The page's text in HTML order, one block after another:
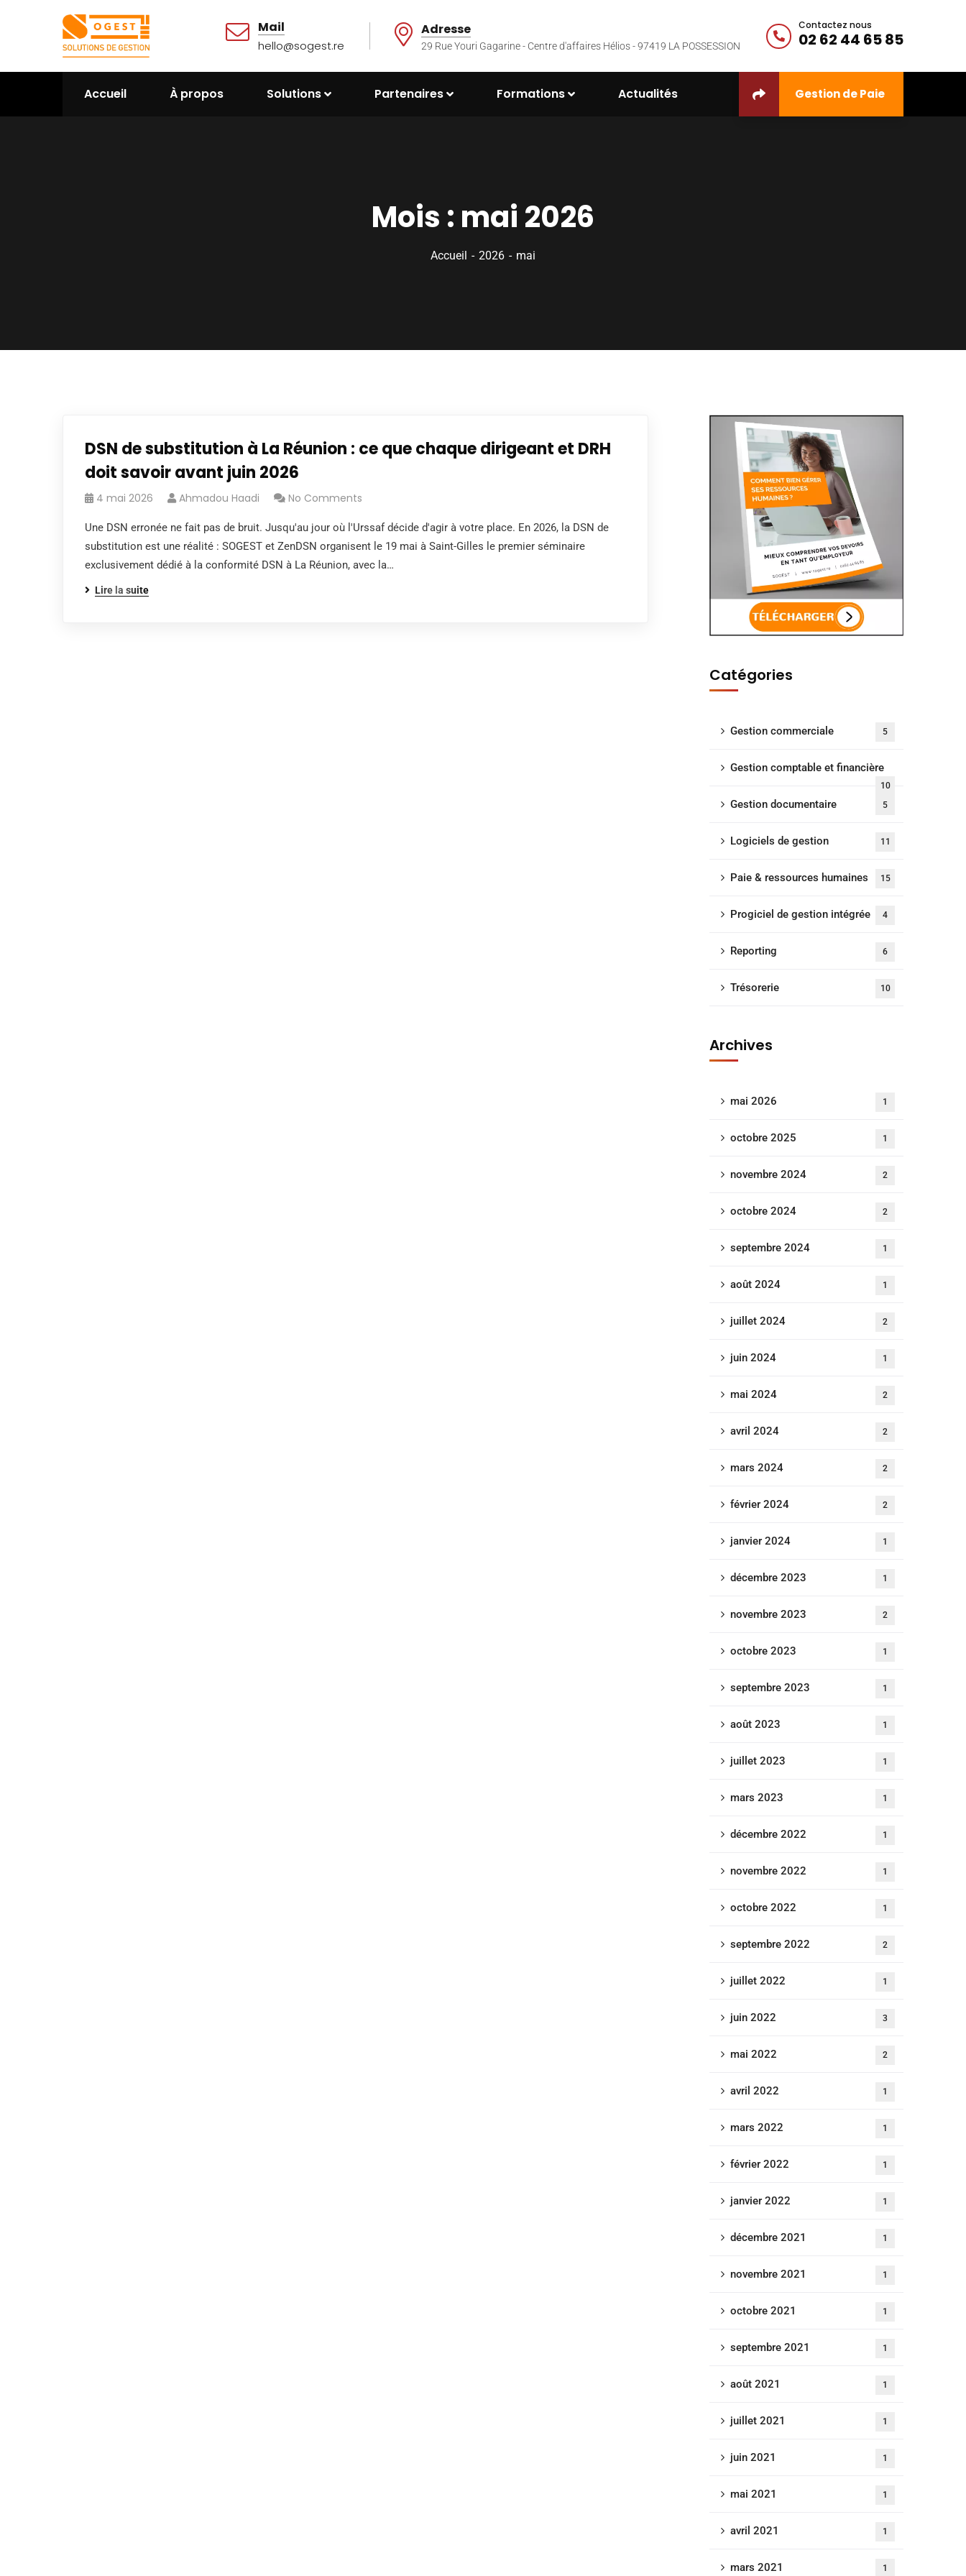
Mail
hello@sogest.re
Adresse
29 Rue Youri Gagarine - Centre d'affaires Hélios - 97419 LA POSSESSION
Contactez nous
02 62 44 65 85
Accueil À propos Solutions Partenaires Formations Actualités Gestion de Paie
Mois : mai 2026
Accueil 2026 mai
DSN de substitution à La Réunion : ce que chaque dirigeant et DRH
doit savoir avant juin 2026
4 mai 2026 Ahmadou Haadi No Comments
Une DSN erronée ne fait pas de bruit. Jusqu'au jour où l'Urssaf décide d'agir à votre place. En 2026, la DSN de
substitution est une réalité : SOGEST et ZenDSN organisent le 19 mai à Saint-Gilles le premier séminaire
exclusivement dédié à la conformité DSN à La Réunion, avec la…
Lire la suite
Catégories
Gestion commerciale 5
Gestion comptable et financière
10
Gestion documentaire 5
Logiciels de gestion 11
Paie & ressources humaines 15
Progiciel de gestion intégrée 4
Reporting 6
Trésorerie 10
Archives
mai 2026 1
octobre 2025 1
novembre 2024 2
octobre 2024 2
septembre 2024 1
août 2024 1
juillet 2024 2
juin 2024 1
mai 2024 2
avril 2024 2
mars 2024 2
février 2024 2
janvier 2024 1
décembre 2023 1
novembre 2023 2
octobre 2023 1
septembre 2023 1
août 2023 1
juillet 2023 1
mars 2023 1
décembre 2022 1
novembre 2022 1
octobre 2022 1
septembre 2022 2
juillet 2022 1
juin 2022 3
mai 2022 2
avril 2022 1
mars 2022 1
février 2022 1
janvier 2022 1
décembre 2021 1
novembre 2021 1
octobre 2021 1
septembre 2021 1
août 2021 1
juillet 2021 1
juin 2021 1
mai 2021 1
avril 2021 1
mars 2021 1